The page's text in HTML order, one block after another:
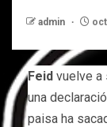
admin
Feid vuelve a
una
paisa ha